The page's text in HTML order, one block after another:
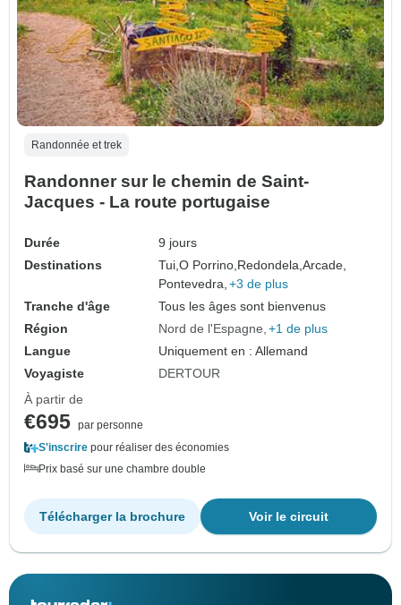
Randonnée et trek
Randonner sur le chemin de Saint-
Jacques - La route portugaise
Durée
9 jours
Destinations
Tui,O Porrino, Redondela,Arcade,
Pontevedra, +3 de plus
Tranche d'âge
Tous les âges sont bienvenus
Région
Nord de l'Espagne +1 de plus
Langue
Uniquement en : Allemand
Voyagiste
DERTOUR
À partir de
€695 par personne
S'inscrire pour réaliser des économies
Prix basé sur une chambre double
Voir le circuit
Télécharger la brochure